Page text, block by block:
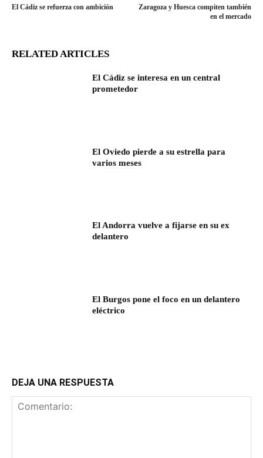
El Cádiz se refuerza con ambición
Zaragoza y Huesca compiten también
en el mercado
RELATED ARTICLES
El Cádiz se interesa en un central
prometedor
El Oviedo pierde a su estrella para
varios meses
El Andorra vuelve a fijarse en su ex
delantero
El Burgos pone el foco en un delantero
eléctrico
DEJA UNA RESPUESTA